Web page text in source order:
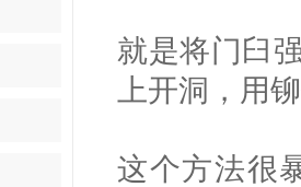
就是将门臼
上开洞，用
这个方法很